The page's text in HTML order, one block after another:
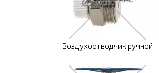
Воздухоотводчик ручной